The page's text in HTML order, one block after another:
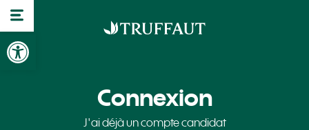
Ouvrir la barre d’outils
Connexion
J'ai déjà un compte candidat